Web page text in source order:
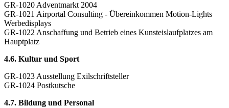
GR-1020 Adventmarkt 2004
GR-1021 Airportal Consulting - Übereinkommen Motion-Lights
Werbedisplays
GR-1022 Anschaffung und Betrieb eines Kunsteislaufplatzes am
Hauptplatz
4.6. Kultur und Sport
GR-1023 Ausstellung Exilschriftsteller
GR-1024 Postkutsche
4.7. Bildung und Personal